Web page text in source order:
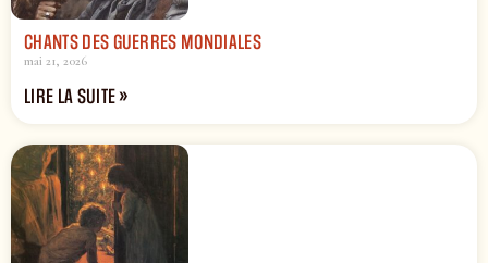
CHANTS DES GUERRES MONDIALES
mai 21, 2026
LIRE LA SUITE »